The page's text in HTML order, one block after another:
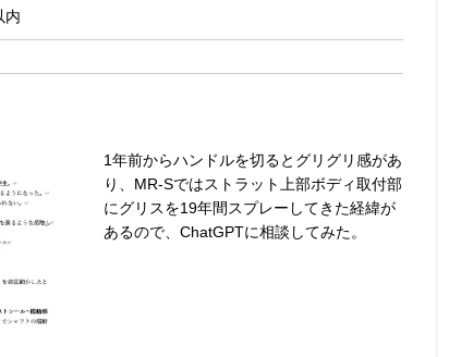
内
1年前からハンドルを切るとグリグリ感があ
り、MR-Sではストラット上部ボディ取付部
にグリスを19年間スプレーしてきた経緯が
あるので、ChatGPTに相談してみた。